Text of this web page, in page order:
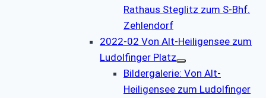
Rathaus Steglitz zum S-Bhf.
Zehlendorf
2022-02 Von Alt-Heiligensee zum
Ludolfinger Platz
Bildergalerie: Von Alt-
Heiligensee zum Ludolfinger